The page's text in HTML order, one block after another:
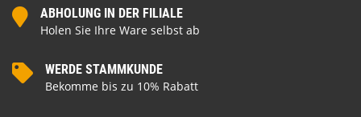
ABHOLUNG IN DER FILIALE
Holen Sie Ihre Ware selbst ab
WERDE STAMMKUNDE
Bekomme bis zu 10% Rabatt